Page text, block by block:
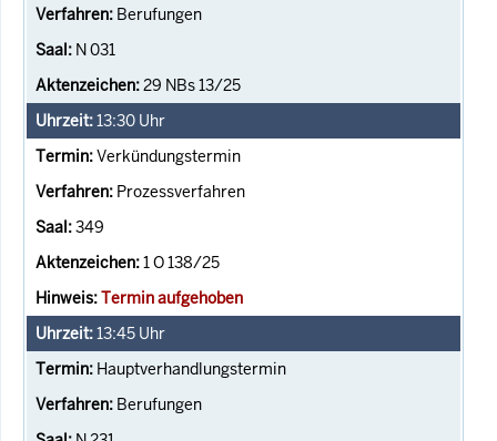
Berufungen
N 031
29 NBs 13/25
13:30 Uhr
Verkündungstermin
Prozessverfahren
349
1 O 138/25
Termin aufgehoben
13:45 Uhr
Hauptverhandlungstermin
Berufungen